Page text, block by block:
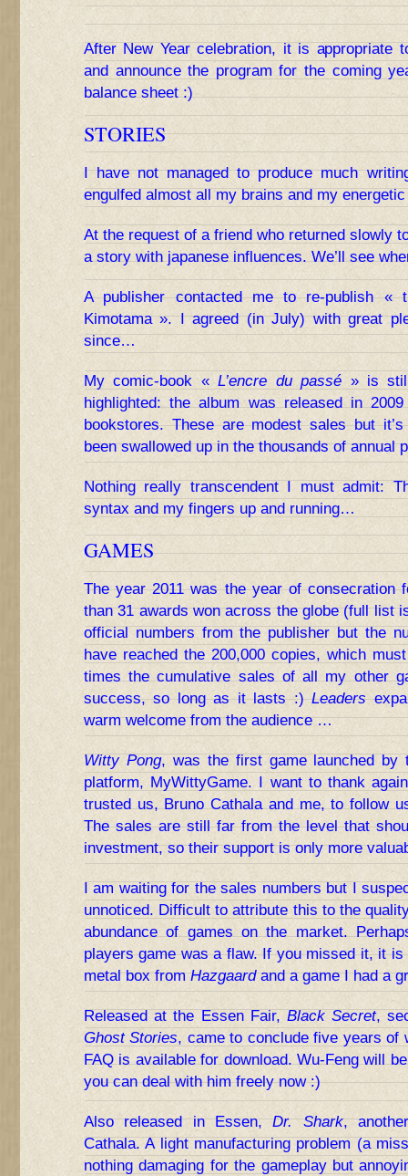
After New Year celebration, it is appropriate
and announce the program for the coming
balance sheet :)
STORIES
I have not managed to produce much
engulfed almost all my brains and my
At the request of a friend who returned slowly
a story with japanese influences. We’ll see
A publisher contacted me to re-publish «
Kimotama ». I agreed (in July) with great
since…
My comic-book «L’encre du passé » is
highlighted: the album was released in
bookstores. These are modest sales but
been swallowed up in the thousands of
Nothing really transcendent I must admit:
syntax and my fingers up and running…
GAMES
The year 2011 was the year of consecration
than 31 awards won across the globe (full list
official numbers from the publisher but the
have reached the 200,000 copies, which
times the cumulative sales of all my other
success, so long as it lasts :)Leaders
warm welcome from the audience …
Witty Pong, was the first game launched by
platform, MyWittyGame. I want to thank
trusted us, Bruno Cathala and me, to follow
The sales are still far from the level that
investment, so their support is only more
I am waiting for the sales numbers but I
unnoticed. Difficult to attribute this to the
abundance of games on the market.
players game was a flaw. If you missed it, it
metal box fromHazgaardand a game I had a
Released at the Essen Fair,Black Secret,
Ghost Stories, came to conclude five years of
FAQ is available for download. Wu-Feng will
you can deal with him freely now :)
Also released in Essen,Dr. Shark,
Cathala. A light manufacturing problem (a
nothing damaging for the gameplay but